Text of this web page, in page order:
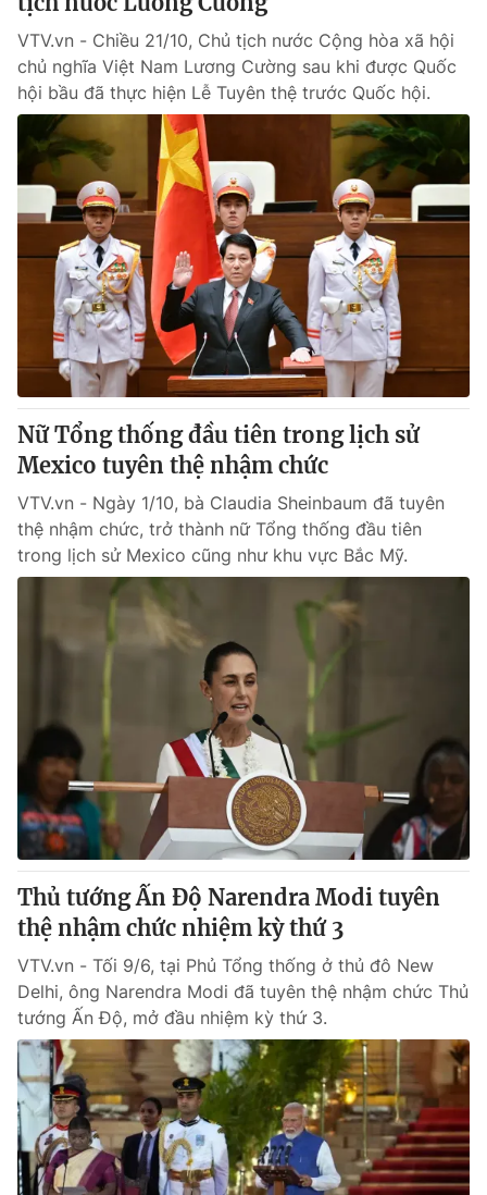
VTV.vn - Chiều 21/10, Chủ tịch nước Cộng hòa xã hội
chủ nghĩa Việt Nam Lương Cường sau khi được Quốc
hội bầu đã thực hiện Lễ Tuyên thệ trước Quốc hội.
Nữ Tổng thống đầu tiên trong lịch sử
Mexico tuyên thệ nhậm chức
VTV.vn - Ngày 1/10, bà Claudia Sheinbaum đã tuyên
thệ nhậm chức, trở thành nữ Tổng thống đầu tiên
trong lịch sử Mexico cũng như khu vực Bắc Mỹ.
Thủ tướng Ấn Độ Narendra Modi tuyên
thệ nhậm chức nhiệm kỳ thứ 3
VTV.vn - Tối 9/6, tại Phủ Tổng thống ở thủ đô New
Delhi, ông Narendra Modi đã tuyên thệ nhậm chức Thủ
tướng Ấn Độ, mở đầu nhiệm kỳ thứ 3.